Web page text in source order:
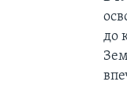
до